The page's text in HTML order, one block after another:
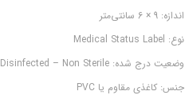
اندازه: 9 × 6 سانتی‌متر
نوع: Medical Status Label
وضعیت درج شده: Disinfected – Non Sterile
جنس: کاغذی مقاوم یا PVC